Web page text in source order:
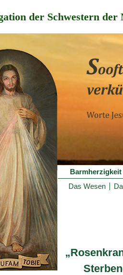
der Schwestern
Barmherzigkeit
Das Wesen